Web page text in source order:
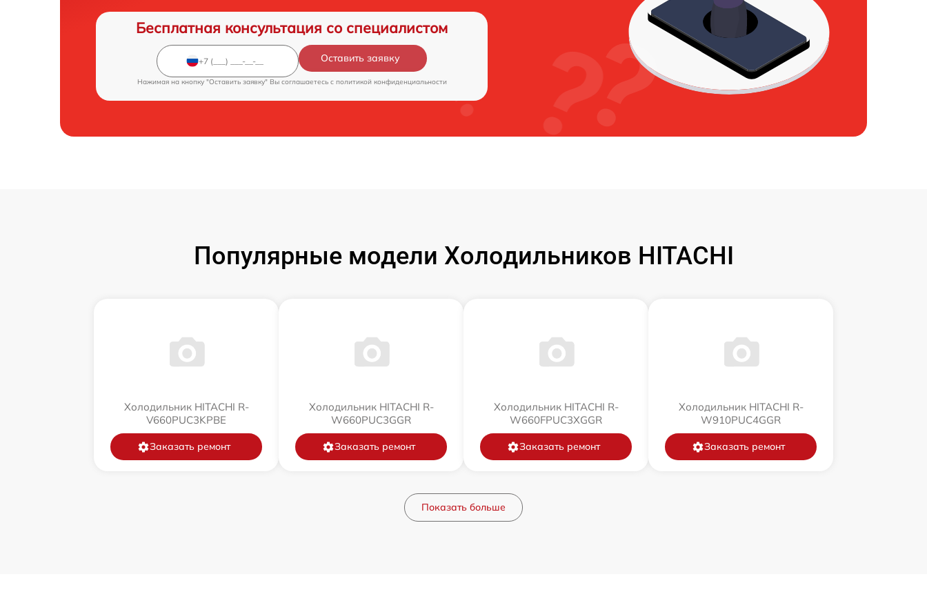
Бесплатная консультация со специалистом
Оставить заявку
Нажимая на кнопку "Оставить заявку" Вы соглашаетесь c политикой конфиденциальности
Популярные модели Холодильников HITACHI
Холодильник HITACHI R-
V660PUC3KPBE
Заказать ремонт
Холодильник HITACHI R-
W660PUC3GGR
Заказать ремонт
Холодильник HITACHI R-
W660FPUC3XGGR
Заказать ремонт
Холодильник HITACHI R-
W910PUC4GGR
Заказать ремонт
Показать больше